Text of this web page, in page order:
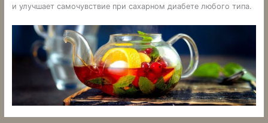
и улучшает самочувствие при сахарном диабете любого типа.